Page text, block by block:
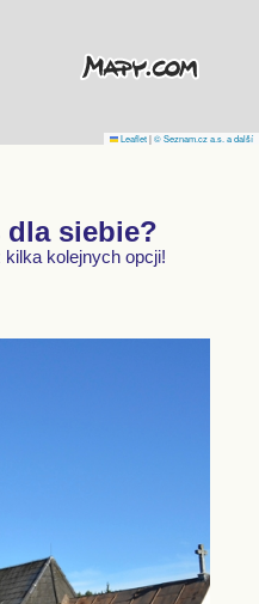
Leaflet|© Seznam.cz a.s. a další
dla siebie?
kolejnych opcji!